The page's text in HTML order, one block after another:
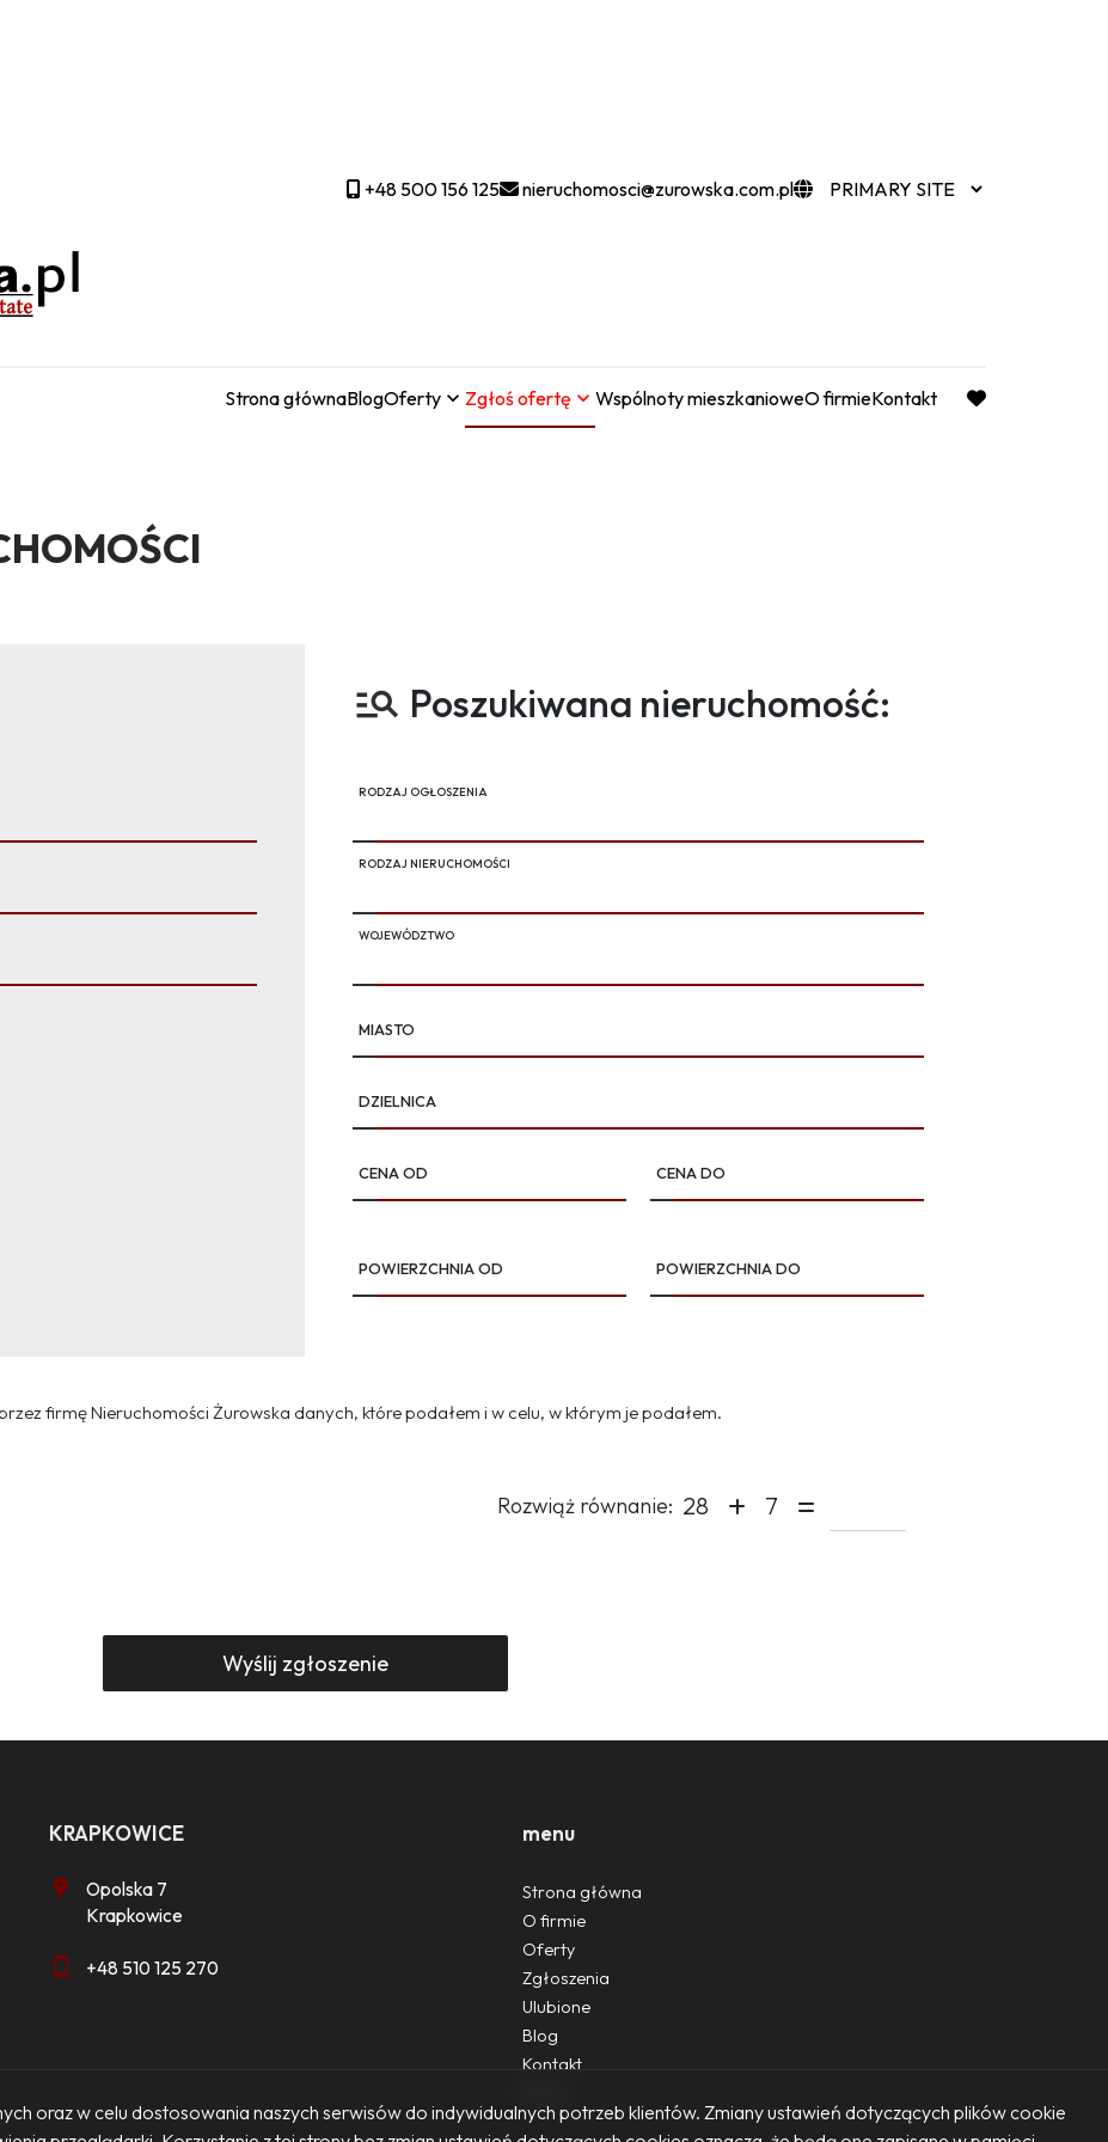
+48 500 156 125 nieruchomosci@zurowska.com.pl
Strona głównaBlogOferty Zgłoś ofertę Wspólnoty mieszkanioweO firmieKontakt
favorite
Poszukiwana nieruchomość:
RODZAJ OGŁOSZENIA
RODZAJ NIERUCHOMOŚCI
WOJEWÓDZTWO
MIASTO
DZIELNICA
CENA OD CENA DO
POWIERZCHNIA OD POWIERZCHNIA DO
firmę Nieruchomości Żurowska danych, które podałem i w celu, w którym je podałem.
Rozwiąż równanie: 28 7
KRAPKOWICE
Opolska 7
Krapkowice
+48 510 125 270
menu
Strona główna
O firmie
Oferty
Zgłoszenia
Ulubione
Blog
Kontakt
oraz w celu dostosowania naszych serwisów do indywidualnych potrzeb klientów. Zmiany ustawień dotyczących plików cookie